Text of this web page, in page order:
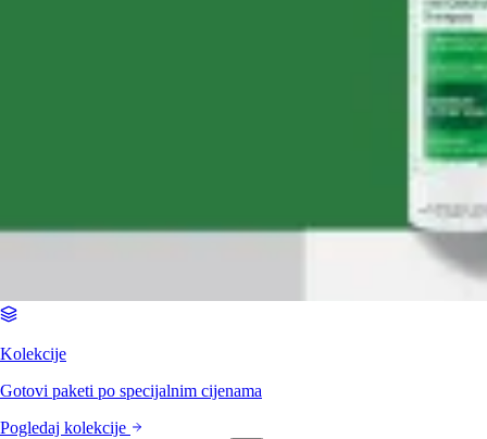
Kolekcije
Gotovi paketi po specijalnim cijenama
Pogledaj kolekcije